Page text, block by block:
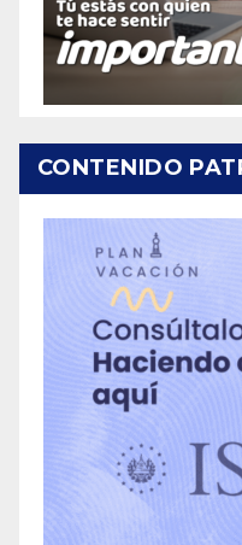
CONTENIDO